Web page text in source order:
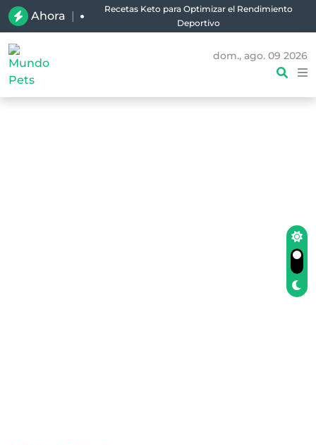
Ahora |
Recetas Keto para Optimizar el Rendimiento
Deportivo
dom., ago. 09 2026